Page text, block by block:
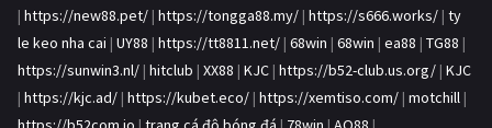
| https://new88.pet/ | https://tongga88.my/ | https://s666.works/ | ty
le keo nha cai | UY88 | https://tt8811.net/ | 68win | 68win | ea88 | TG88 |
https://sunwin3.nl/ | hitclub | XX88 | KJC | https://b52-club.us.org/ | KJC
| https://kjc.ad/ | https://kubet.eco/ | https://xemtiso.com/ | motchill |